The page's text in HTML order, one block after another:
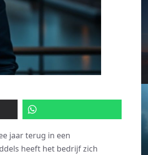
jaar terug in een
heeft het bedrijf zich